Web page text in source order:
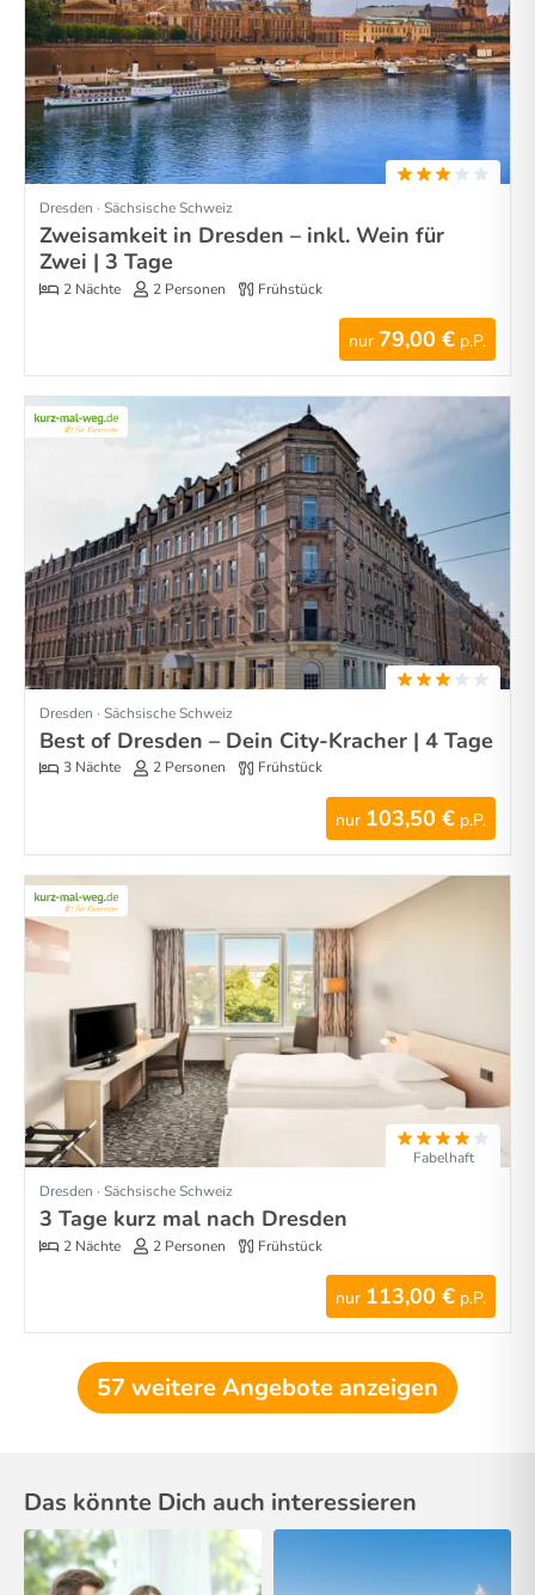
Dresden · Sächsische Schweiz
Zweisamkeit in Dresden – inkl. Wein für
Zwei | 3 Tage
2 Nächte 2 Personen Frühstück
nur 79,00 € p.P.
Dresden · Sächsische Schweiz
Best of Dresden – Dein City-Kracher | 4 Tage
3 Nächte 2 Personen Frühstück
nur 103,50 € p.P.
Fabelhaft
Dresden · Sächsische Schweiz
3 Tage kurz mal nach Dresden
2 Nächte 2 Personen Frühstück
nur 113,00 € p.P.
57 weitere Angebote anzeigen
Das könnte Dich auch interessieren